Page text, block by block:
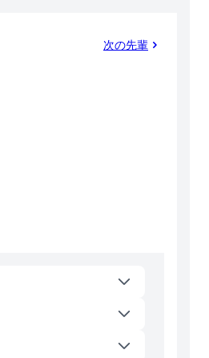
次の先輩